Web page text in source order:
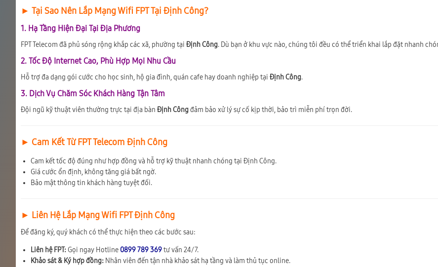
► Tại Sao Nên Lắp Mạng Wifi FPT Tại Định Công?
1. Hạ Tầng Hiện Đại Tại Địa Phương
FPT Telecom đã phủ sóng rộng khắp các xã, phường tại Định Công. Dù bạn ở khu vực nào, chúng tôi đều có thể triển khai lắp đặt nhanh
2. Tốc Độ Internet Cao, Phù Hợp Mọi Nhu Cầu
Hỗ trợ đa dạng gói cước cho học sinh, hộ gia đình, quán cafe hay doanh nghiệp tại Định Công.
3. Dịch Vụ Chăm Sóc Khách Hàng Tận Tâm
Đội ngũ kỹ thuật viên thường trực tại địa bàn Định Côngđảm bảo xử lý sự cố kịp thời, bảo trì miễn phí trọn đời.
► Cam Kết Từ FPT Telecom Định Công
Cam kết tốc độ đúng như hợp đồng và hỗ trợ kỹ thuật nhanh chóng tại Định Công.
Giá cước ổn định, không tăng giá bất ngờ.
Bảo mật thông tin khách hàng tuyệt đối.
► Liên Hệ Lắp Mạng Wifi FPT Định Công
Để đăng ký, quý khách có thể thực hiện theo các bước sau:
Liên hệ FPT: Gọi ngay Hotline 0899 789 369tư vấn 24/7.
Khảo sát & Ký hợp đồng: Nhân viên đến tận nhà khảo sát hạ tầng và làm thủ tục online.